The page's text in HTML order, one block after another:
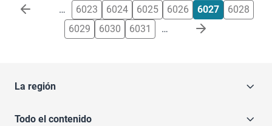
Paginación … 6023 6024 6025 6026 6027
6028
6029
6030 6031 …
La región
Todo el contenido